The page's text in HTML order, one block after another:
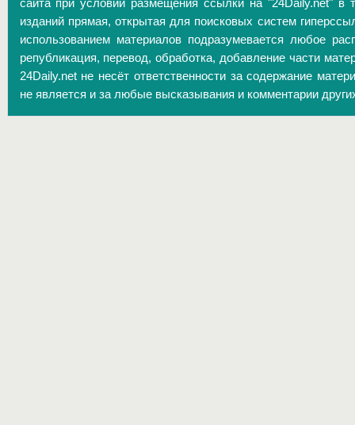
сайта при условии размещения ссылки на "24Daily.net" в
изданий прямая, открытая для поисковых систем
использованием материалов подразумевается любое
републикация, перевод, обработка, добавление части
24Daily.net не несёт ответственности за содержание
не является и за любые высказывания и комментарии